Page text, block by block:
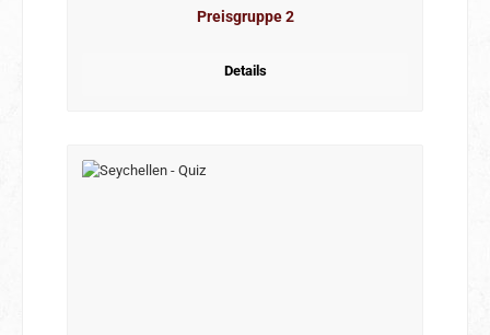
Preisgruppe 2
Details